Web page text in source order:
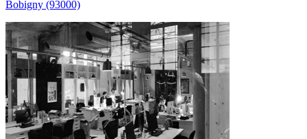
Bobigny (93000)